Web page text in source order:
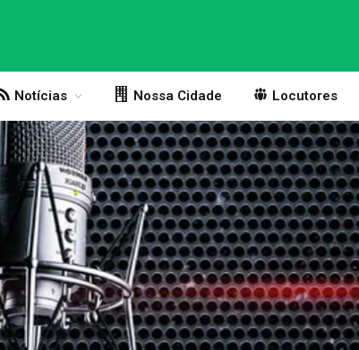
Notícias Nossa Cidade Locutores